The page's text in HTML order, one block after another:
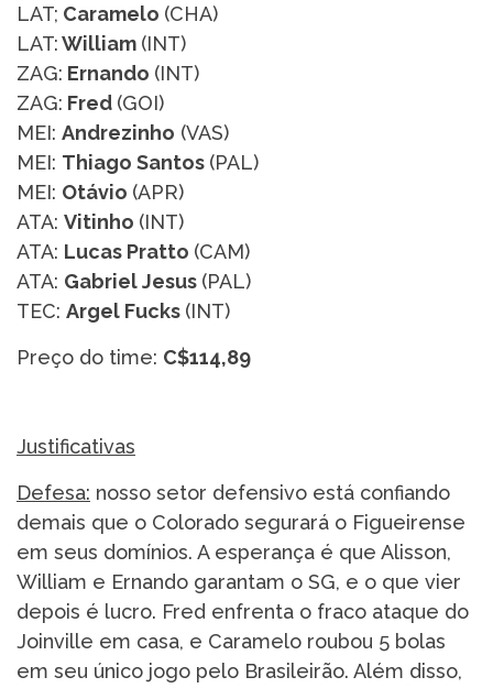
LAT; Caramelo (CHA)
LAT:William (INT)
ZAG: Ernando (INT)
ZAG: Fred (GOI)
MEI: Andrezinho (VAS)
MEI: Thiago Santos (PAL)
MEI: Otávio (APR)
ATA: Vitinho (INT)
ATA: Lucas Pratto (CAM)
ATA: Gabriel Jesus (PAL)
TEC: Argel Fucks (INT)
Preço do time: C$114,89
Justificativas
Defesa: nosso setor defensivo está confiando
demais que o Colorado segurará o Figueirense
em seus domínios. A esperança é que Alisson,
William e Ernando garantam o SG, e o que vier
depois é lucro. Fred enfrenta o fraco ataque do
Joinville em casa, e Caramelo roubou 5 bolas
em seu único jogo pelo Brasileirão. Além disso,